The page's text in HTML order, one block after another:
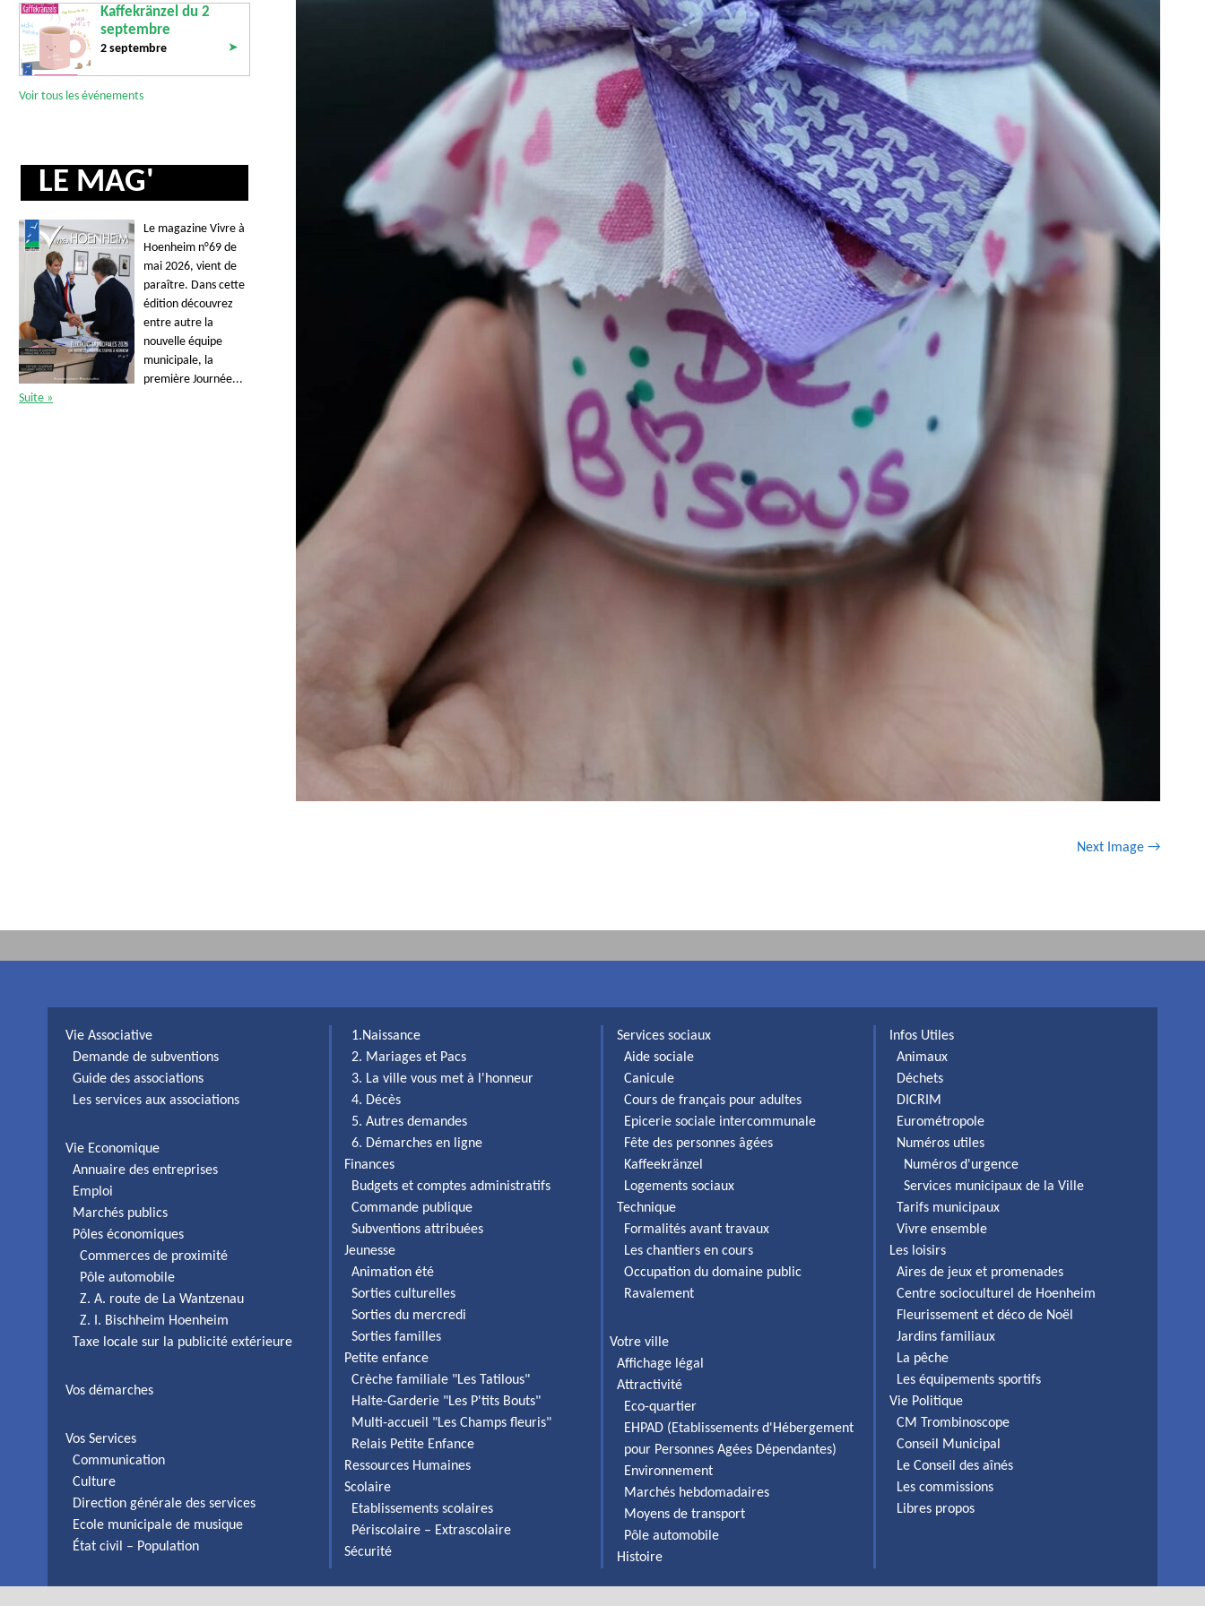
Kaffekränzel du 2
septembre
2 septembre ➤
Voir tous les événements
LE MAG'
Le magazine Vivre à
Hoenheim n°69 de
mai 2026, vient de
paraître. Dans cette
édition découvrez
entre autre la
nouvelle équipe
municipale, la
première Journée...
Suite »
Next Image →
Vie Associative
Demande de subventions
Guide des associations
Les services aux associations
Vie Economique
Annuaire des entreprises
Emploi
Marchés publics
Pôles économiques
Commerces de proximité
Pôle automobile
Z. A. route de La Wantzenau
Z. I. Bischheim Hoenheim
Taxe locale sur la publicité extérieure
Vos démarches
Vos Services
Communication
Culture
Direction générale des services
Ecole municipale de musique
État civil – Population
1.Naissance
2. Mariages et Pacs
3. La ville vous met à l'honneur
4. Décès
5. Autres demandes
6. Démarches en ligne
Finances
Budgets et comptes administratifs
Commande publique
Subventions attribuées
Jeunesse
Animation été
Sorties culturelles
Sorties du mercredi
Sorties familles
Petite enfance
Crèche familiale "Les Tatilous"
Halte-Garderie "Les P'tits Bouts"
Multi-accueil "Les Champs fleuris"
Relais Petite Enfance
Ressources Humaines
Scolaire
Etablissements scolaires
Périscolaire – Extrascolaire
Sécurité
Services sociaux
Aide sociale
Canicule
Cours de français pour adultes
Epicerie sociale intercommunale
Fête des personnes âgées
Kaffeekränzel
Logements sociaux
Technique
Formalités avant travaux
Les chantiers en cours
Occupation du domaine public
Ravalement
Votre ville
Affichage légal
Attractivité
Eco-quartier
EHPAD (Etablissements d'Hébergement
pour Personnes Agées Dépendantes)
Environnement
Marchés hebdomadaires
Moyens de transport
Pôle automobile
Histoire
Infos Utiles
Animaux
Déchets
DICRIM
Eurométropole
Numéros utiles
Numéros d'urgence
Services municipaux de la Ville
Tarifs municipaux
Vivre ensemble
Les loisirs
Aires de jeux et promenades
Centre socioculturel de Hoenheim
Fleurissement et déco de Noël
Jardins familiaux
La pêche
Les équipements sportifs
Vie Politique
CM Trombinoscope
Conseil Municipal
Le Conseil des aînés
Les commissions
Libres propos